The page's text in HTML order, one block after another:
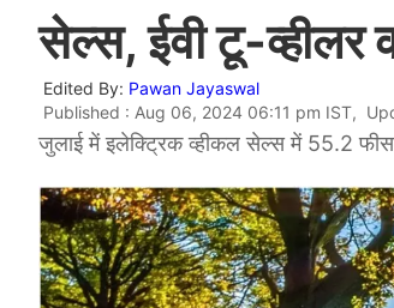
सेल्स, ईवी टू-
Edited By: Pawan Jayaswal
Published : Aug 06, 2024 06:11 pm IST,
जुलाई में इलेक्ट्रिक व्हीकल सेल्स में 55.2